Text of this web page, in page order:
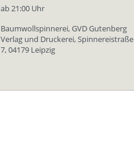
ab 21:00 Uhr
Baumwollspinnerei, GVD Gutenberg
Verlag und Druckerei, Spinnereistraße
7, 04179 Leipzig